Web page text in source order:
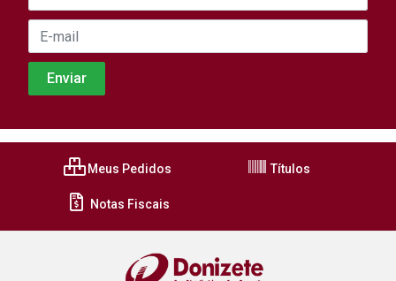
Meus Pedidos Títulos
Notas Fiscais